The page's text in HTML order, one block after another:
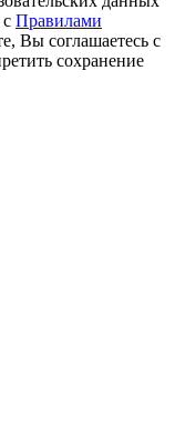
Правилами
Вы соглашаетесь с
сохранение